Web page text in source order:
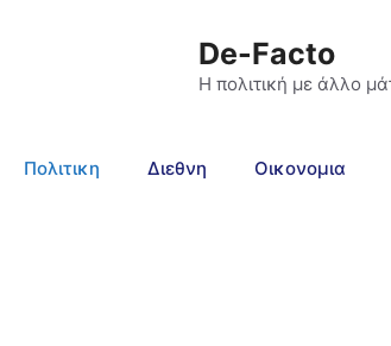
De-Facto
Η πολιτική με άλλο
Πολιτικη Διεθνη Οικονομια